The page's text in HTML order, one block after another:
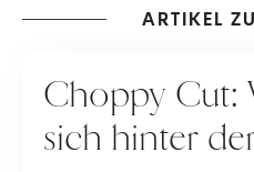
ARTIKEL
Choppy Cut:
sich hinter